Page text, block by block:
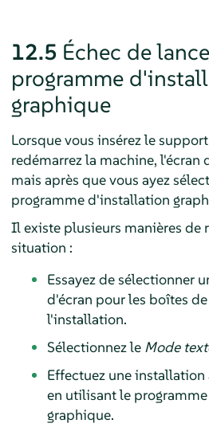
12.5 Échec de
programme
graphique
Lorsque vous insérez le
redémarrez la machine, l'écran
mais après que vous ayez
programme d'installation
Il existe plusieurs manières de
situation :
Essayez de sélectionner
d'écran pour les boîtes
l'installation.
Sélectionnez le Mode
Effectuez une installation
en utilisant le
graphique.